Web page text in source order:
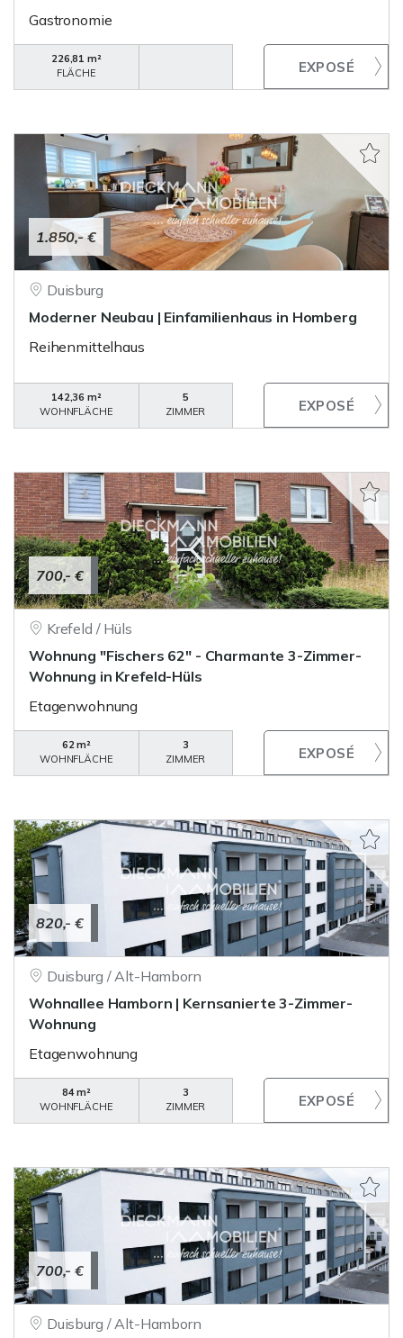
Gastronomie
226,81 m²
FLÄCHE
1.850,- €
Duisburg
Moderner Neubau | Einfamilienhaus in Homberg
Reihenmittelhaus
142,36 m²
WOHNFLÄCHE
5
ZIMMER
700,- €
Krefeld / Hüls
Wohnung "Fischers 62" - Charmante 3-Zimmer-
Wohnung in Krefeld-Hüls
Etagenwohnung
62 m²
WOHNFLÄCHE
3
ZIMMER
820,- €
Duisburg / Alt-Hamborn
Wohnallee Hamborn | Kernsanierte 3-Zimmer-
Wohnung
Etagenwohnung
84 m²
WOHNFLÄCHE
3
ZIMMER
700,- €
Duisburg / Alt-Hamborn